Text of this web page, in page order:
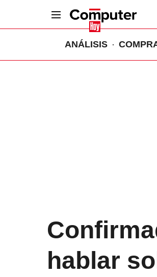
ANÁLISIS
hablar